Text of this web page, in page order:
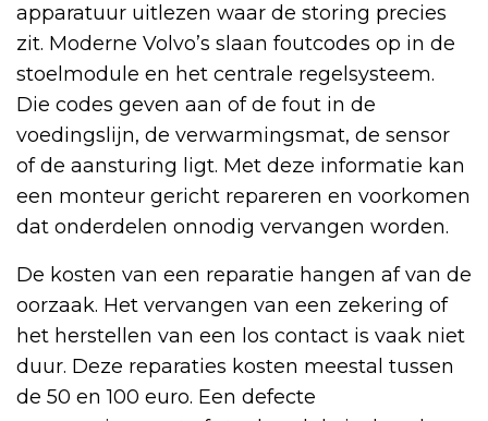
apparatuur uitlezen waar de storing precies
zit. Moderne Volvo’s slaan foutcodes op in de
stoelmodule en het centrale regelsysteem.
Die codes geven aan of de fout in de
voedingslijn, de verwarmingsmat, de sensor
of de aansturing ligt. Met deze informatie kan
een monteur gericht repareren en voorkomen
dat onderdelen onnodig vervangen worden.
De kosten van een reparatie hangen af van de
oorzaak. Het vervangen van een zekering of
het herstellen van een los contact is vaak niet
duur. Deze reparaties kosten meestal tussen
de 50 en 100 euro. Een defecte